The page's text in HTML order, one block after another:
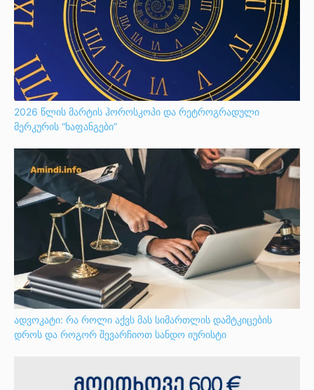
2026 წლის მარტის ჰოროსკოპი და რეტროგრადული
მერკურის “ხაფანგები”
ადვოკატი: რა როლი აქვს მას სიმართლის დამტკიცების
დროს და როგორ შევარჩიოთ სანდო იურისტი